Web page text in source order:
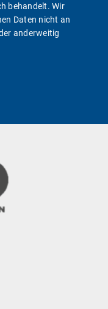
behandelt. Wir
Daten nicht an
anderweitig